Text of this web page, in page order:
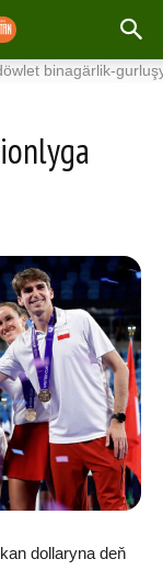
gurluşyk
dollaryna deň